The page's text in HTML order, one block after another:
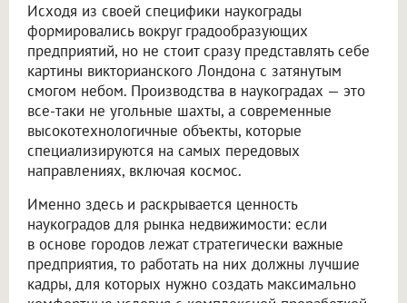
Исходя из своей специфики наукограды
формировались вокруг градообразующих
предприятий, но не стоит сразу представлять себе
картины викторианского Лондона с затянутым
смогом небом. Производства в наукоградах — это
все-таки не угольные шахты, а современные
высокотехнологичные объекты, которые
специализируются на самых передовых
направлениях, включая космос.
Именно здесь и раскрывается ценность
наукоградов для рынка недвижимости: если
в основе городов лежат стратегически важные
предприятия, то работать на них должны лучшие
кадры, для которых нужно создать максимально